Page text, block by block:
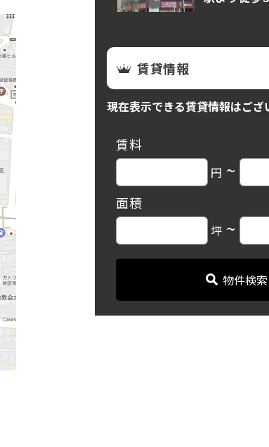
賃貸情報
現在表示できる賃貸情報はござ
賃料
円 ~
面積
坪 ~
物件検索